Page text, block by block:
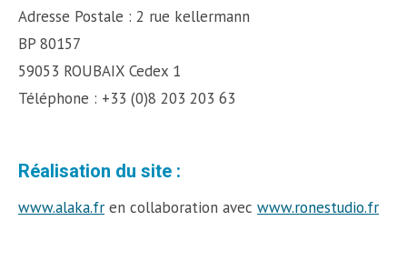
Adresse Postale : 2 rue kellermann
BP 80157
59053 ROUBAIX Cedex 1
Téléphone : +33 (0)8 203 203 63
Réalisation du site :
www.alaka.fr en collaboration avec www.ronestudio.fr